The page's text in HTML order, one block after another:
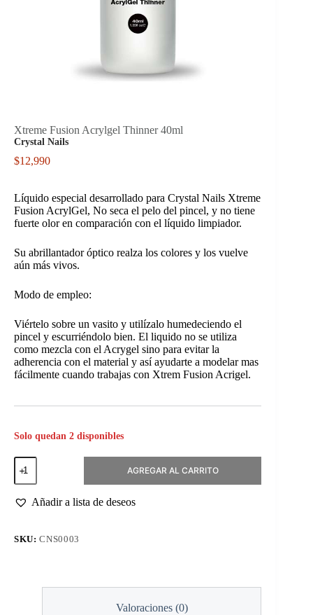
Xtreme Fusion Acrylgel Thinner 40ml
Crystal Nails
$12,990
Líquido especial desarrollado para Crystal Nails Xtreme
Fusion AcrylGel, No seca el pelo del pincel, y no tiene
fuerte olor en comparación con el líquido limpiador.
Su abrillantador óptico realza los colores y los vuelve
aún más vivos.
Modo de empleo:
Viértelo sobre un vasito y utilízalo humedeciendo el
pincel y escurriéndolo bien. El liquido no se utiliza
como mezcla con el Acrygel sino para evitar la
adherencia con el material y así ayudarte a modelar mas
fácilmente cuando trabajas con Xtrem Fusion Acrigel.
Solo quedan 2 disponibles
Xtreme
Fusion
Acrylgel
Thinner
40ml
AGREGAR AL CARRITO
Añadir a lista de deseos
SKU:CNS0003
Valoraciones (0)